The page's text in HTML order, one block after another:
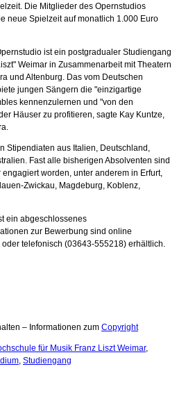
Die Mitglieder des Opernstudios
neue Spielzeit auf monatlich 1.000 Euro
ist ein postgradualer Studiengang
Weimar in Zusammenarbeit mit Theatern
und Altenburg. Das vom Deutschen
jungen Sängern die "einzigartige
kennenzulernen und "von den
Häuser zu profitieren, sagte Kay Kuntze,
Stipendiaten aus Italien, Deutschland,
Fast alle bisherigen Absolventen sind
worden, unter anderem in Erfurt,
Zwickau, Magdeburg, Koblenz,
ein abgeschlossenes
zur Bewerbung sind online
oder telefonisch (03643-555218) erhältlich.
– Informationen zum Copyright
für Musik Franz Liszt Weimar,
, Studiengang